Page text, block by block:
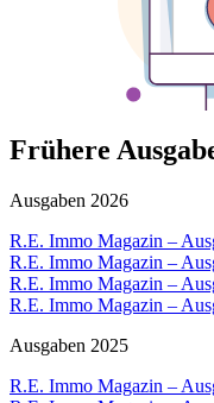
Frühere
Ausgaben 2026
R.E. Immo Magazin –
R.E. Immo Magazin –
R.E. Immo Magazin –
R.E. Immo Magazin –
Ausgaben 2025
R.E. Immo Magazin –